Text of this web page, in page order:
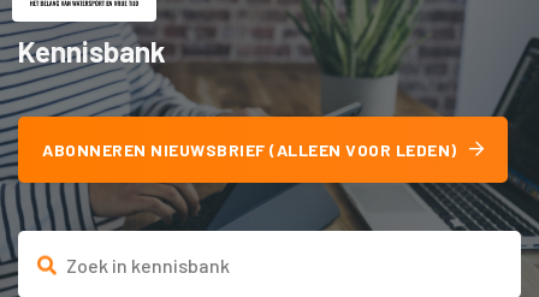
Kennisbank
ABONNEREN NIEUWSBRIEF (ALLEEN VOOR LEDEN)